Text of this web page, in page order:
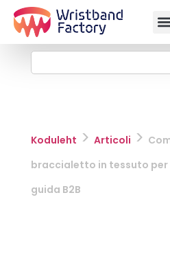
Koduleht > Articoli >
braccialetto in tessuto per
guida B2B